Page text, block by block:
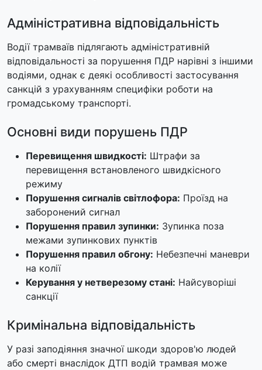
Адміністративна відповідальність
Водії трамваїв підлягають адміністративній
відповідальності за порушення ПДР нарівні з іншими
водіями, однак є деякі особливості застосування
санкцій з урахуванням специфіки роботи на
громадському транспорті.
Основні види порушень ПДР
Перевищення швидкості: Штрафи за
перевищення встановленого швидкісного
режиму
Порушення сигналів світлофора: Проїзд на
заборонений сигнал
Порушення правил зупинки: Зупинка поза
межами зупинкових пунктів
Порушення правил обгону: Небезпечні маневри
на колії
Керування у нетверезому стані: Найсуворіші
санкції
Кримінальна відповідальність
У разі заподіяння значної шкоди здоров'ю людей
або смерті внаслідок ДТП водій трамвая може